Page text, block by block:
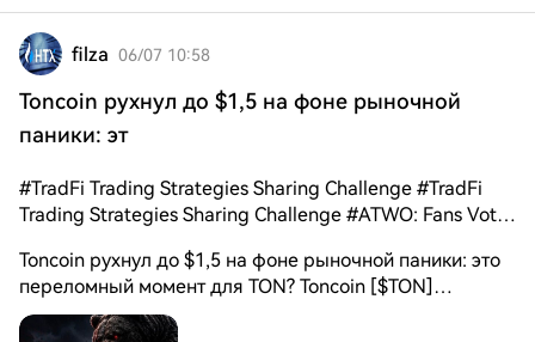
компания SBI Group, планирует запустить программу
вознаграждений в криптовалюте для своих вкладчиков
этой осенью. В рамках программы клиентам будут
выдаваться криптовалютные ваучеры, эквивалентные
20% от процентов по вкладам, которые можно
обменять на Bitcoin, Ethereum или Ripple. В сообщении
получать ваучеры, эквивалентные 20% от процентов
по вкладам, которые можно обменять на такие
криптовалюты, как Bitcoin (BTC - 2,00%), Ethereum
(ETH - 0,98%) и Ripple (XRP - 0,26%). Цель программы
— познакомить клиентов с криптовалютной торговой
платформой SBI Group, SBI VC Trade. Сообщается, что
filza 06/07 10:58
Toncoin рухнул до $1,5 на фоне рыночной
паники: эт
#TradFi Trading Strategies Sharing Challenge #TradFi
Trading Strategies Sharing Challenge #ATWO: Fans Vote
Toncoin рухнул до $1,5 на фоне рыночной паники: это
переломный момент для TON? Toncoin [$TON]
находится на грани того, чтобы свести на нет все